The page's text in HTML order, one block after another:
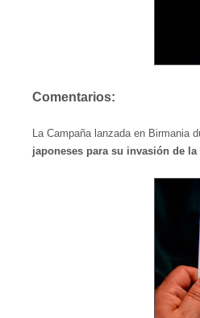
Comentarios:
La Campaña lanzada en Birmania
japoneses para su invasión de